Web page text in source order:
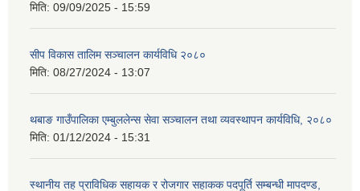
मिति: 09/09/2025 - 15:59
सीप विकास तालिम सञ्चालन कार्यविधि २०८०
मिति: 08/27/2024 - 13:07
थबाङ गाउँपालिका एम्बुललेन्स सेवा सञ्चालन तथा व्यवस्थापन कार्यविधि, २०८०
मिति: 01/12/2024 - 15:31
स्थानीय तह प्राविधिक सहायक र रोजगार सहाकक पदपूर्ति सम्बन्धी मापदण्ड,